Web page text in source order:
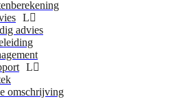
advies
omschrijving